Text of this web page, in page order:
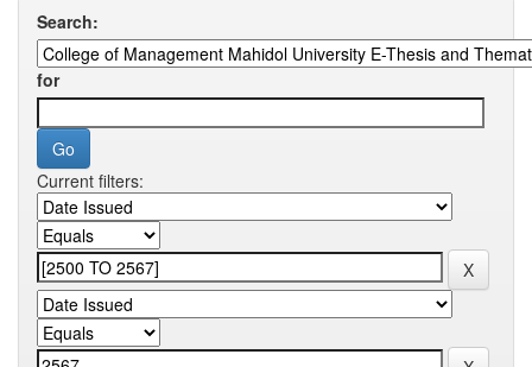
Search:
for
Current filters: